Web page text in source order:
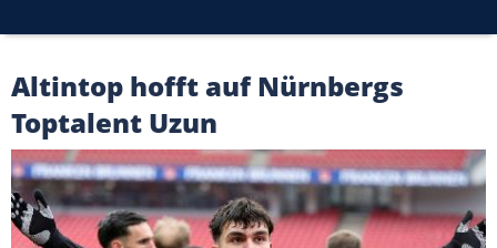
Altintop hofft auf Nürnbergs
Toptalent Uzun